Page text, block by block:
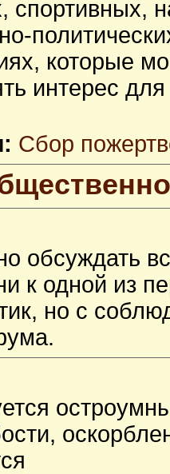
спортивных,
которые
интерес
Сбор
обсуждать
к одной из
но с